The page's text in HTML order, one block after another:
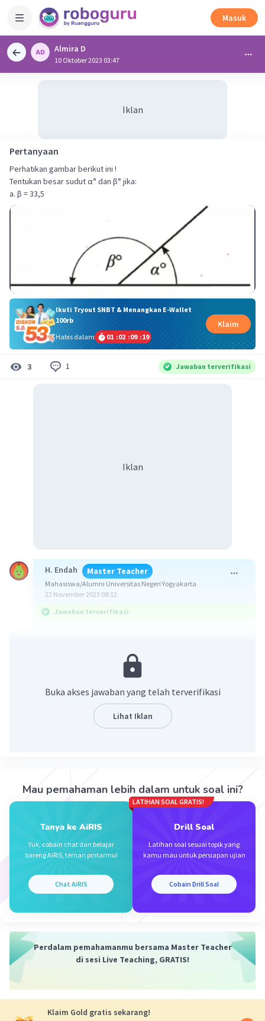
Masuk
Almira D
10 Oktober 2023 03:47
Iklan
Pertanyaan
Perhatikan gambar berikut ini !
Tentukan besar sudut α° dan β° jika:
a. β = 33,5
Ikuti Tryout SNBT & Menangkan E-Wallet
100rb
Habis dalam
01 :02 :09 :18
Klaim
3 1 Jawaban terverifikasi
Iklan
H. Endah Master Teacher
Mahasiswa/Alumni Universitas Negeri Yogyakarta
22 November 2023 08:12
Jawaban terverifikasi
adalah 180°.
Pembasahan:
Jadi, α = 146,5° dan β = 33,5°.
Buka akses jawaban yang telah terverifikasi
Lihat Iklan
Mau pemahaman lebih dalam untuk soal ini?
Tanya ke AiRIS
Yuk, cobain chat dan belajar
bareng AiRIS, teman pintarmu!
Chat AiRIS
LATIHAN SOAL GRATIS!
Drill Soal
Latihan soal sesuai topik yang
kamu mau untuk persiapan ujian
Cobain Drill Soal
Perdalam pemahamanmu bersama Master Teacher
di sesi Live Teaching, GRATIS!
Klaim Gold gratis sekarang!